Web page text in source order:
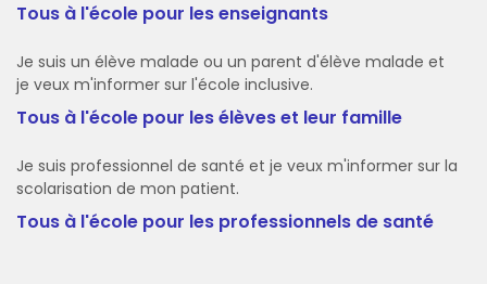
Tous à l'école pour les enseignants
Je suis un élève malade ou un parent d'élève malade et
je veux m'informer sur l'école inclusive.
Tous à l'école pour les élèves et leur famille
Je suis professionnel de santé et je veux m'informer sur la
scolarisation de mon patient.
Tous à l'école pour les professionnels de santé